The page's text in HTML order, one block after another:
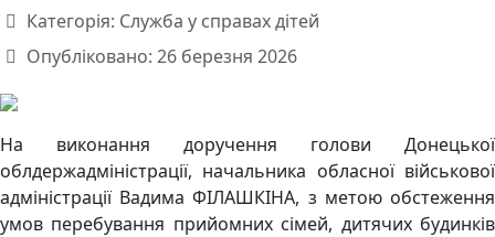
Категорія: Служба у справах дітей
Опубліковано: 26 березня 2026
На виконання доручення голови Донецької
облдержадміністрації, начальника обласної військової
адміністрації Вадима ФІЛАШКІНА, з метою обстеження
умов перебування прийомних сімей, дитячих будинків